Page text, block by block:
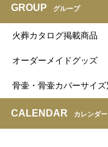
GROUP グループ
火葬カタログ掲載商品
オーダーメイドグッズ
骨壷・骨壷カバーサイズ
CALENDAR カレンダー